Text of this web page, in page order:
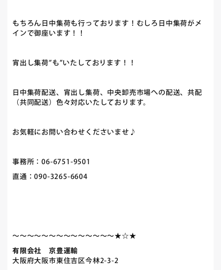
もちろん日中集荷も行っております！むしろ日中集荷がメ
インで御座います！！
宵出し集荷”も”いたしております！！
日中集荷配送、宵出し集荷、中央卸売市場への配送、共配
（共同配送）色々対応いたしております。
お気軽にお問い合わせくださいませ♪
事務所：06-6751-9501
直通：090-3265-6604
～～～～～～～～～～～～～～★☆★
有限会社 京豊運輸
大阪府大阪市東住吉区今林2-3-2